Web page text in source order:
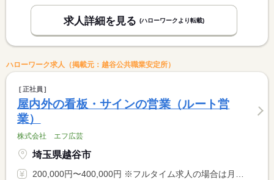
求人詳細を見る (ハローワークより転載)
ハローワーク求人（掲載元：越谷公共職業安定所）
正社員
屋内外の看板・サインの営業（ルート営
業）
株式会社 エフ広芸
埼玉県越谷市
200,000円〜400,000円 ※フルタイム求人の場合は月額（換算額）、パート求人の場合は時間額を表示しています。